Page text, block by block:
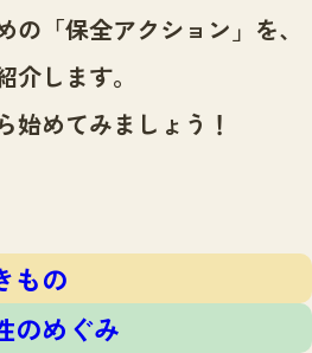
「保全アクション」を、
介します。
始めてみましょう！
もの
のめぐみ